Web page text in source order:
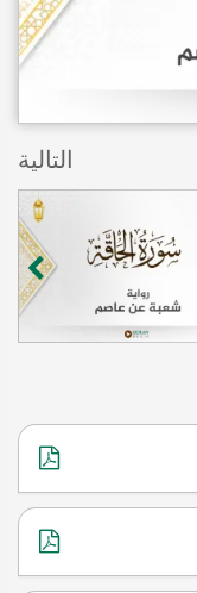
التالية